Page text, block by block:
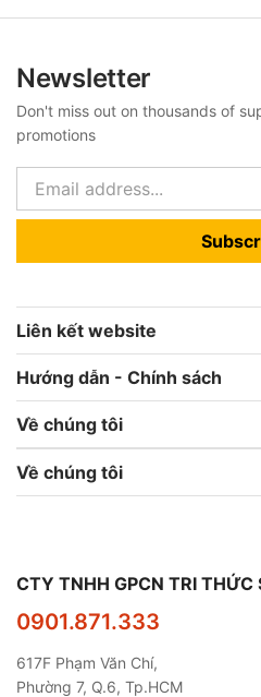
Newsletter
Don't miss out on thousands of
promotions
Liên kết website
Hướng dẫn - Chính sách
Về chúng tôi
Về chúng tôi
CTY TNHH GPCN TRI THỨC
0901.871.333
617F Phạm Văn Chí,
Phường 7, Q.6, Tp.HCM